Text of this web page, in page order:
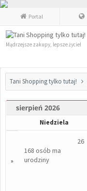
Portal
Mądrzejsze zakupy, lepsze życie!
Tani Shopping tylko tutaj!
sierpień 2026
Niedziela
»
26
168 osób ma
urodziny